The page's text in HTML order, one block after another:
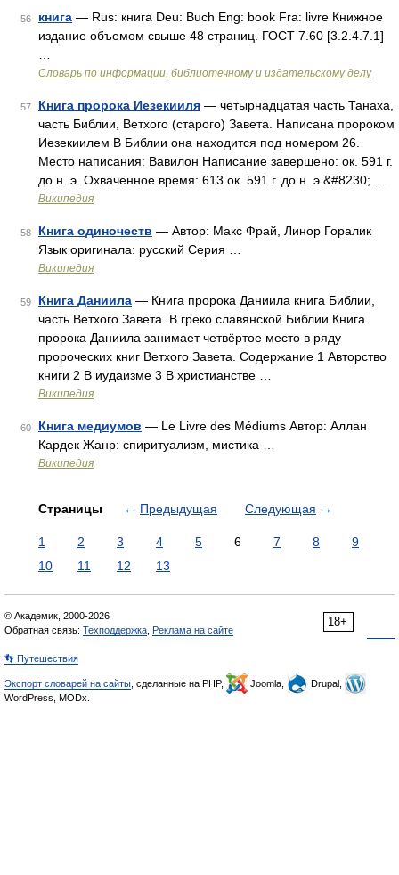
56 книга — Rus: книга Deu: Buch Eng: book Fra: livre Книжное
издание объемом свыше 48 страниц. ГОСТ 7.60 [3.2.4.7.1]
Словарь по информации, библиотечному и издательскому делу
57 Книга пророка Иезекииля — четырнадцатая часть Танаха,
часть Библии, Ветхого (старого) Завета. Написана пророком
Иезекиилем В Библии она находится под номером 26.
Место написания: Вавилон Написание завершено: ок. 591 г.
до н. э. Охваченное время: 613 ок. 591 г. до н. э.&#8230; …
Википедия
58 Книга одиночеств — Автор: Макс Фрай, Линор Горалик
Язык оригинала: русский Серия …
Википедия
59 Книга Даниила — Книга пророка Даниила книга Библии,
часть Ветхого Завета. В греко славянской Библии Книга
пророка Даниила занимает четвёртое место в ряду
пророческих книг Ветхого Завета. Содержание 1 Авторство
книги 2 В иудаизме 3 В христианстве …
Википедия
60 Книга медиумов — Le Livre des Médiums Автор: Аллан
Кардек Жанр: спиритуализм, мистика …
Википедия
Страницы ← Предыдущая Следующая →
1 2 3 4 5 6 7 8
9
10
11 12 13
18+
© Академик, 2000-2026
Обратная связь: Техподдержка Реклама на сайте
👣 Путешествия
Экспорт словарей на сайты , сделанные на PHP, Joomla,
Drupal,
WordPress, MODx.